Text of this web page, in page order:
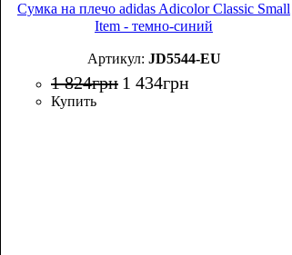
Сумка на плечо adidas Adicolor Classic Small
Item - темно-синий
JD5544-EU
1 824грн 1 434грн
Купить